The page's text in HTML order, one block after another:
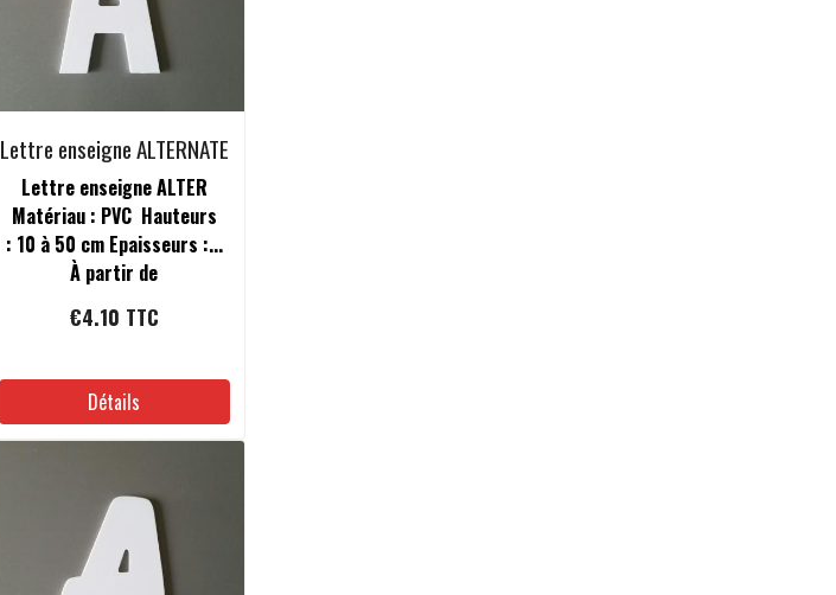
Lettre enseigne ALTERNATE
Lettre enseigne ALTER
Matériau : PVC Hauteurs
: 10 à 50 cm Epaisseurs :...
À partir de
€4.10 TTC
Détails